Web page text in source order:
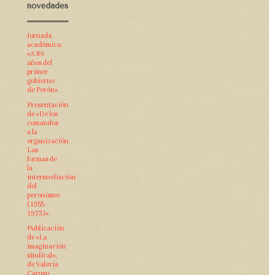
novedades
Jornada
académica:
«A 80
años del
primer
gobierno
de Perón»
Presentación
de «De los
comandos
a la
organización.
Las
formas de
la
intermediación
del
peronismo
(1955-
1973)»
Publicación
de «La
imaginación
sindical»,
de Valeria